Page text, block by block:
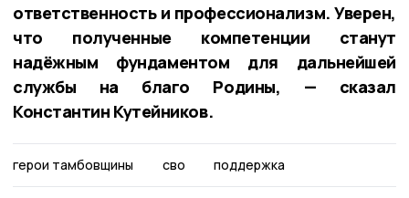
ответственность и профессионализм. Уверен,
что полученные компетенции станут
надёжным фундаментом для дальнейшей
службы на благо Родины, — сказал
Константин Кутейников.
герои тамбовщины сво поддержка